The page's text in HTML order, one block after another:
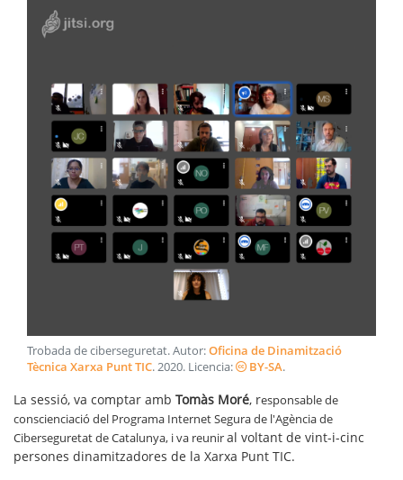
Trobada de ciberseguretat. Autor:Oficina de Dinamització
Tècnica Xarxa Punt TIC.2020. Licencia: BY-SA.
La sessió, va comptar amb Tomàs Moré, responsable de
conscienciació del Programa Internet Segura de l'Agència de
Ciberseguretat de Catalunya, i va reuniral voltant de vint-i-cinc
persones dinamitzadores de la Xarxa Punt TIC.